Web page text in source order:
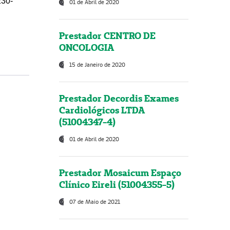
01 de Abril de 2020
Prestador CENTRO DE
ONCOLOGIA
15 de Janeiro de 2020
Prestador Decordis Exames
Cardiológicos LTDA
(51004347-4)
01 de Abril de 2020
Prestador Mosaicum Espaço
Clínico Eireli (51004355-5)
07 de Maio de 2021